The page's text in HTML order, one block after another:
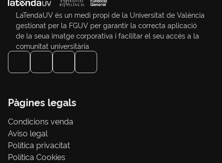
LaTendaUV és un medi propi de la Universitat de València
gestionat per la FGUV per garantir la correcta aplicació
de la seua imatge corporativa i facilitar el seu accés a la
comunitat universitària
Pàgines legals
Condicions venda
Aviso legal
Política privacitat
Política Cookies